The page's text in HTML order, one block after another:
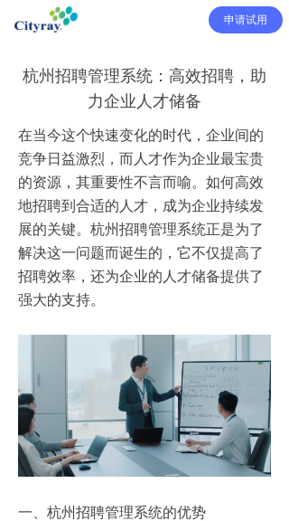
申请试用
杭州招聘管理系统：高效招聘，助
力企业人才储备
在当今这个快速变化的时代，企业间的
竞争日益激烈，而人才作为企业最宝贵
的资源，其重要性不言而喻。如何高效
地招聘到合适的人才，成为企业持续发
展的关键。杭州招聘管理系统正是为了
解决这一问题而诞生的，它不仅提高了
招聘效率，还为企业的人才储备提供了
强大的支持。
一、杭州招聘管理系统的优势